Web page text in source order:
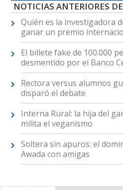
NOTICIAS ANTERIORES
Quién es la investigadora
ganar un premio
El billete fake de 100.000
desmentido por el Banco
Rectora versus alumnos
disparó el debate
Interna Rural: la hija del
milita el veganismo
Soltera sin apuros: el
Awada con amigas